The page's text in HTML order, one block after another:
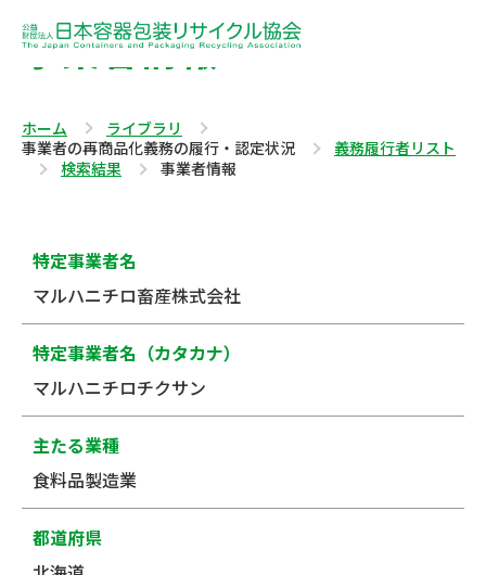
事業者情報
ホーム
ライブラリ
事業者の再商品化義務の履行・認定状況
義務履行者リスト
検索結果
事業者情報
特定事業者名
マルハニチロ畜産株式会社
特定事業者名（カタカナ）
マルハニチロチクサン
主たる業種
食料品製造業
都道府県